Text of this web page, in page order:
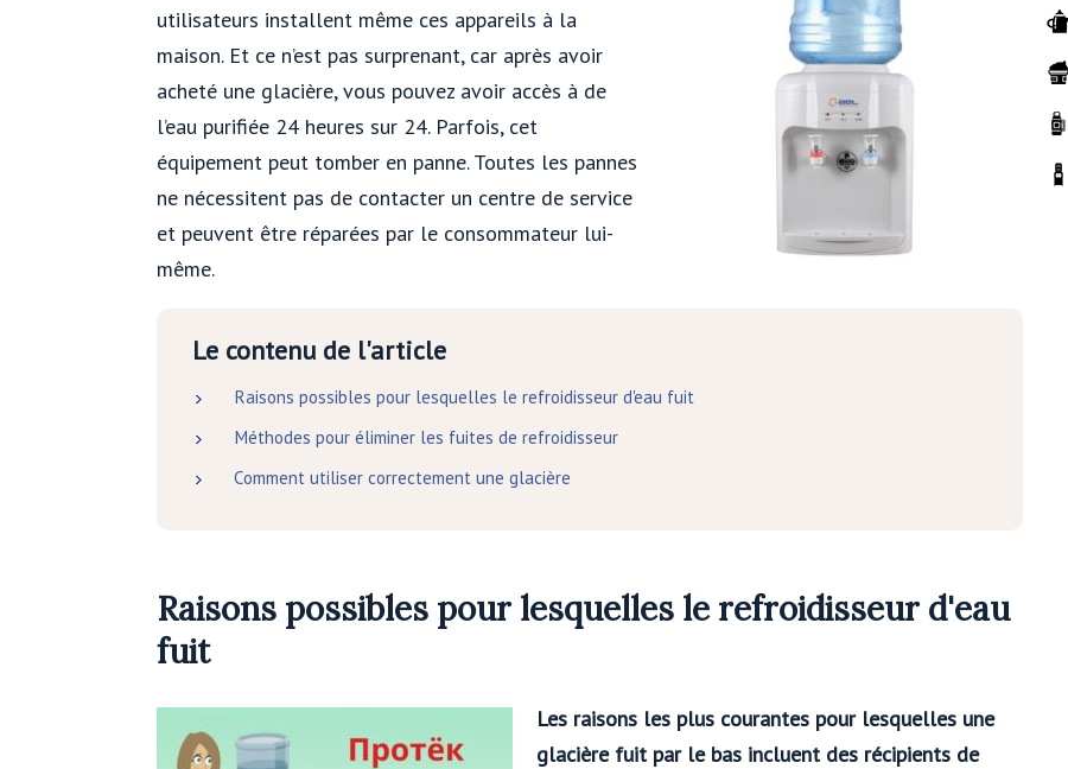
utilisateurs installent même ces appareils à la
maison. Et ce n’est pas surprenant, car après avoir
acheté une glacière, vous pouvez avoir accès à de
l’eau purifiée 24 heures sur 24. Parfois, cet
équipement peut tomber en panne. Toutes les pannes
ne nécessitent pas de contacter un centre de service
et peuvent être réparées par le consommateur lui-
même.
Le contenu de l'article
Raisons possibles pour lesquelles le refroidisseur d'eau fuit
Méthodes pour éliminer les fuites de refroidisseur
Comment utiliser correctement une glacière
Raisons possibles pour lesquelles le refroidisseur d'eau
fuit
Les raisons les plus courantes pour lesquelles une
glacière fuit par le bas incluent des récipients de